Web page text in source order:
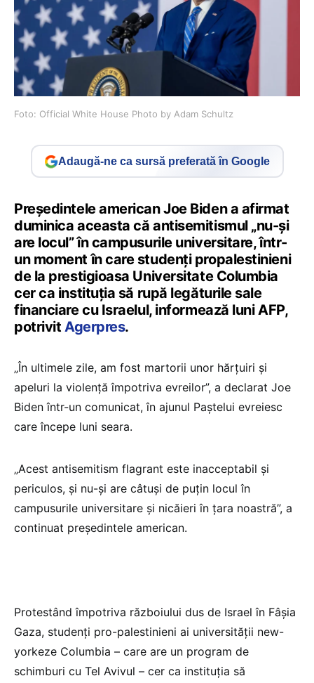
Foto: Official White House Photo by Adam Schultz
Adaugă-ne ca sursă preferată în Google
Preşedintele american Joe Biden a afirmat
duminica aceasta că antisemitismul „nu-şi
are locul” în campusurile universitare, într-
un moment în care studenţi propalestinieni
de la prestigioasa Universitate Columbia
cer ca instituţia să rupă legăturile sale
financiare cu Israelul, informează luni AFP,
potrivit Agerpres.
„În ultimele zile, am fost martorii unor hărţuiri şi
apeluri la violenţă împotriva evreilor”, a declarat Joe
Biden într-un comunicat, în ajunul Paştelui evreiesc
care începe luni seara.
„Acest antisemitism flagrant este inacceptabil şi
periculos, şi nu-şi are câtuşi de puţin locul în
campusurile universitare şi nicăieri în ţara noastră”, a
continuat preşedintele american.
Protestând împotriva războiului dus de Israel în Fâşia
Gaza, studenţi pro-palestinieni ai universităţii new-
yorkeze Columbia – care are un program de
schimburi cu Tel Avivul – cer ca instituţia să